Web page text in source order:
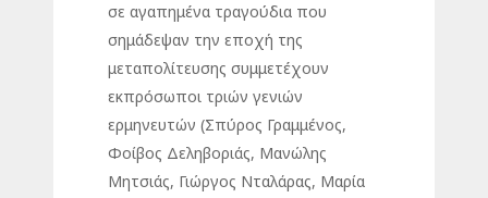
σε αγαπημένα τραγούδια που
σημάδεψαν την εποχή της
μεταπολίτευσης συμμετέχουν
εκπρόσωποι τριών γενιών
ερμηνευτών (Σπύρος Γραμμένος,
Φοίβος Δεληβοριάς, Μανώλης
Μητσιάς, Γιώργος Νταλάρας, Μαρία